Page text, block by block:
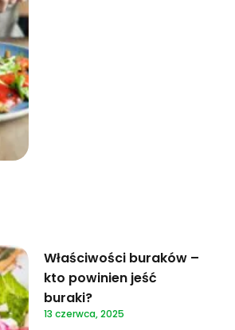
Właściwości buraków –
kto powinien jeść
buraki?
13 czerwca, 2025